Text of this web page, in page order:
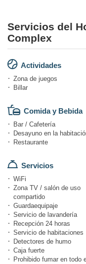
Servicios del
Complex
Actividades
Zona de juegos
Billar
Comida y Bebida
Bar / Cafetería
Desayuno en la
Restaurante
Servicios
WiFi
Zona TV / salón de uso
compartido
Guardaequipaje
Servicio de lavandería
Recepción 24 horas
Servicio de habitaciones
Detectores de humo
Caja fuerte
Prohibido fumar en todo